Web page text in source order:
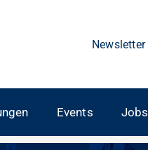
Newsletter
Events Jobs